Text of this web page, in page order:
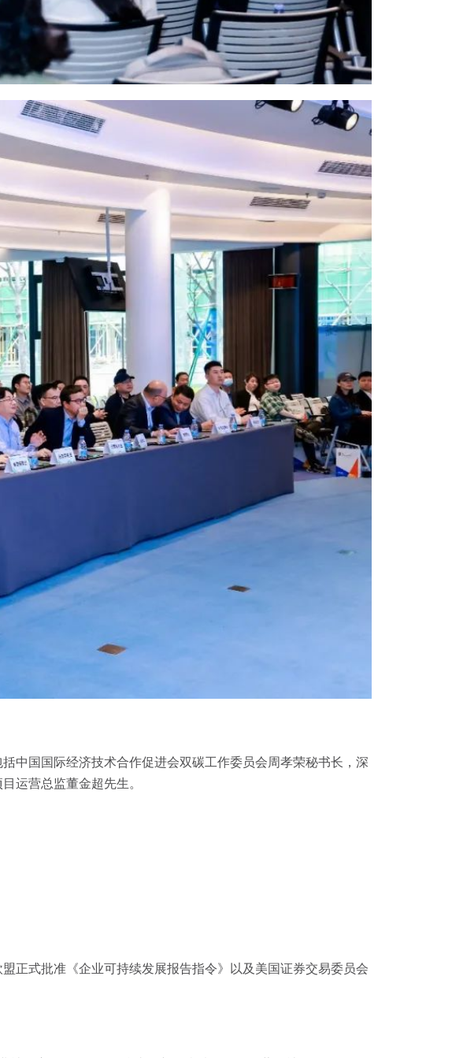
中国国际经济技术合作促进会双碳工作委员会周孝荣秘书长，深
运营总监董金超先生。
正式批准《企业可持续发展报告指令》以及美国证券交易委员会